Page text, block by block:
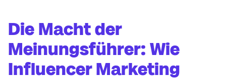
Die Macht der
Meinungsführer: Wie
Influencer Marketing